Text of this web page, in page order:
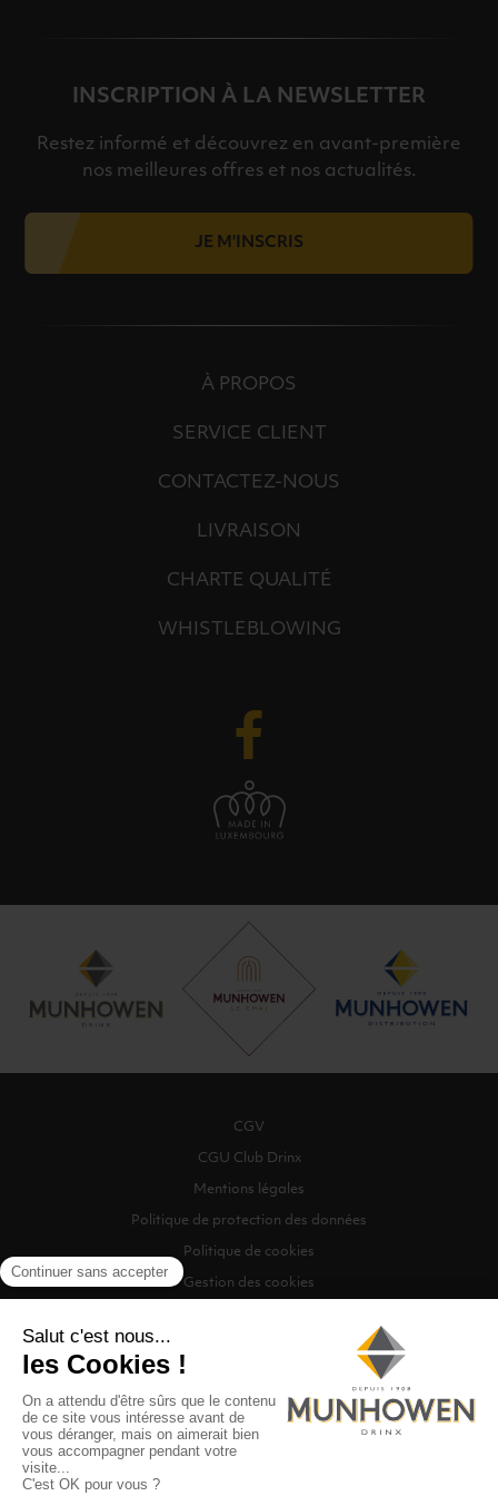
INSCRIPTION À LA NEWSLETTER
Restez informé et découvrez en avant-première
nos meilleures offres et nos actualités.
JE M'INSCRIS
À PROPOS
SERVICE CLIENT
CONTACTEZ-NOUS
LIVRAISON
CHARTE QUALITÉ
WHISTLEBLOWING
CGV
CGU Club Drinx
Mentions légales
Politique de protection des données
Politique de cookies
Gestion des cookies
©2026 Munhowen Drinx / Tous droits réservés
Digitalised by